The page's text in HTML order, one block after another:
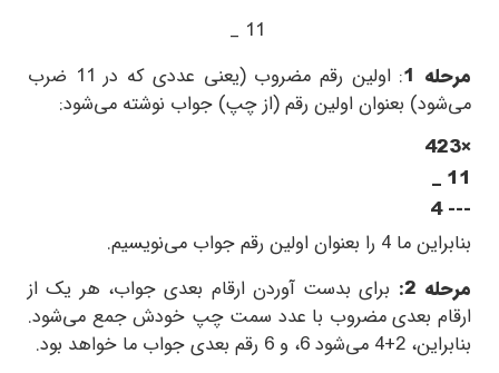
11
_
مرحله 1
: اولین رقم مضروب (یعنی عددی که در 11 ضرب
می‌شود) بعنوان اولین رقم (از چپ) جواب نوشته می‌شود:
423×
11
_
4 ---
بنابراین ما 4 را بعنوان اولین رقم جواب می‌نویسیم.
مرحله 2:
برای بدست آوردن ارقام بعدی جواب، هر یک از
ارقام بعدی مضروب با عدد سمت چپ خودش جمع می‌شود.
بنابراین، 4+2 می‌شود6، و 6 رقم بعدی جواب ما خواهد بود.